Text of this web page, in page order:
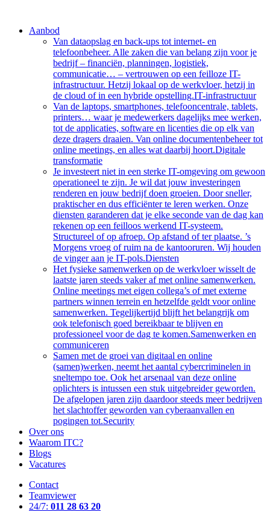
Aanbod
Van dataopslag en back-ups tot internet- en
telefoonbeheer. Alle zaken die van belang zijn voor je
bedrijf – financiën, planningen, logistiek,
communicatie… – vertrouwen op een feilloze IT-
infrastructuur. Hetzij lokaal op de werkvloer, hetzij in
de cloud of in een hybride opstelling.IT-infrastructuur
Van de laptops, smartphones, telefooncentrale, tablets,
printers… waar je medewerkers dagelijks mee werken,
tot de applicaties, software en licenties die op elk van
deze dragers draaien. Van online documentenbeheer tot
online meetings, en alles wat daarbij hoort.Digitale
transformatie
Je investeert niet in een sterke IT-omgeving om gewoon
operationeel te zijn. Je wil dat jouw investeringen
renderen en jouw bedrijf doen groeien. Door sneller,
praktischer en dus efficiënter te leren werken. Onze
diensten garanderen dat je elke seconde van de dag kan
rekenen op een feilloos werkend IT-systeem.
Structureel of op afroep. Op afstand of ter plaatse. ’s
Morgens vroeg of ruim na de kantooruren. Wij houden
de vinger aan je IT-pols.Diensten
Het fysieke samenwerken op de werkvloer wisselt de
laatste jaren steeds vaker af met online samenwerken.
Online meetings met eigen collega’s of met externe
partners winnen terrein en hetzelfde geldt voor online
samenwerken. Tegelijkertijd blijft het belangrijk om
ook telefonisch goed bereikbaar te blijven en
professioneel voor de dag te komen.Samenwerken en
communiceren
Samen met de groei van digitaal en online
(samen)werken, neemt het aantal cybercriminelen in
sneltempo toe. Ook het arsenaal van deze online
oplichters is intussen een stuk uitgebreider geworden.
De afgelopen jaren zijn daardoor steeds meer bedrijven
het slachtoffer geworden van cyberaanvallen en
pogingen tot.Security
Over ons
Waarom ITC?
Blogs
Vacatures
Contact
Teamviewer
24/7: 011 28 63 20